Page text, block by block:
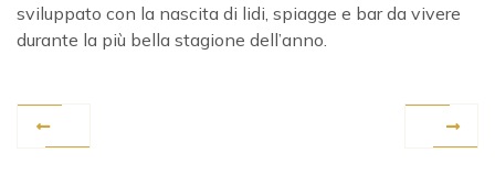
sviluppato con la nascita di lidi, spiagge e bar da vivere
durante la più bella stagione dell’anno.